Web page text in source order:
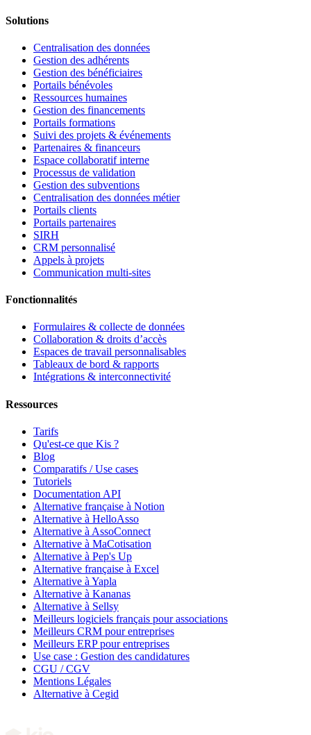
Solutions
Centralisation des données
Gestion des adhérents
Gestion des bénéficiaires
Portails bénévoles
Ressources humaines
Gestion des financements
Portails formations
Suivi des projets & événements
Partenaires & financeurs
Espace collaboratif interne
Processus de validation
Gestion des subventions
Centralisation des données métier
Portails clients
Portails partenaires
SIRH
CRM personnalisé
Appels à projets
Communication multi-sites
Fonctionnalités
Formulaires & collecte de données
Collaboration & droits d’accès
Espaces de travail personnalisables
Tableaux de bord & rapports
Intégrations & interconnectivité
Ressources
Tarifs
Qu'est-ce que Kis ?
Blog
Comparatifs / Use cases
Tutoriels
Documentation API
Alternative française à Notion
Alternative à HelloAsso
Alternative à AssoConnect
Alternative à MaCotisation
Alternative à Pep's Up
Alternative française à Excel
Alternative à Yapla
Alternative à Kananas
Alternative à Sellsy
Meilleurs logiciels français pour associations
Meilleurs CRM pour entreprises
Meilleurs ERP pour entreprises
Use case : Gestion des candidatures
CGU / CGV
Mentions Légales
Alternative à Cegid